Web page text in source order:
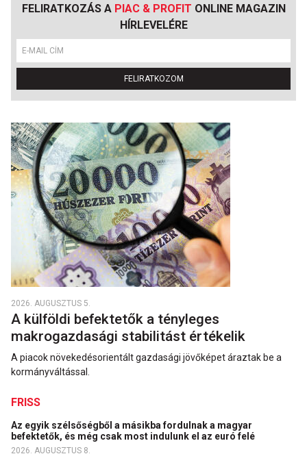
FELIRATKOZÁS A PIAC & PROFIT ONLINE MAGAZIN
HÍRLEVELÉRE
FELIRATKOZOM
2026. AUGUSZTUS 5.
A külföldi befektetők a tényleges
makrogazdasági stabilitást értékelik
A piacok növekedésorientált gazdasági jövőképet áraztak be a
kormányváltással.
FRISS
Az egyik szélsőségből a másikba fordulnak a magyar
befektetők, és még csak most indulunk el az euró felé
2026. AUGUSZTUS 8.